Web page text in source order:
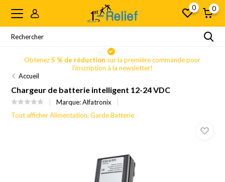
0 0
Obtenez5 % de réduction sur la première commande pour
l'inscription à la newsletter!
Accueil
Chargeur de batterie intelligent 12-24 VDC
Marque:Alfatronix
Tout afficher Alimentation, Garde Batterie